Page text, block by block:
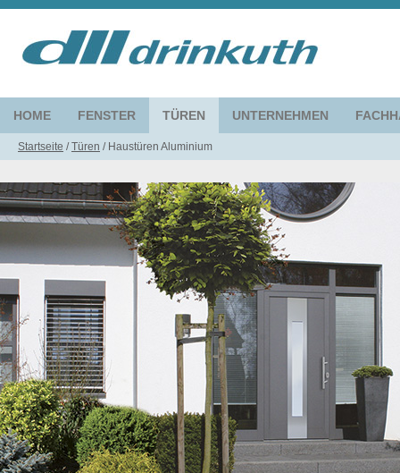
HOME FENSTER TÜREN UNTERNEHMEN
Startseite /Türen / Haustüren Aluminium